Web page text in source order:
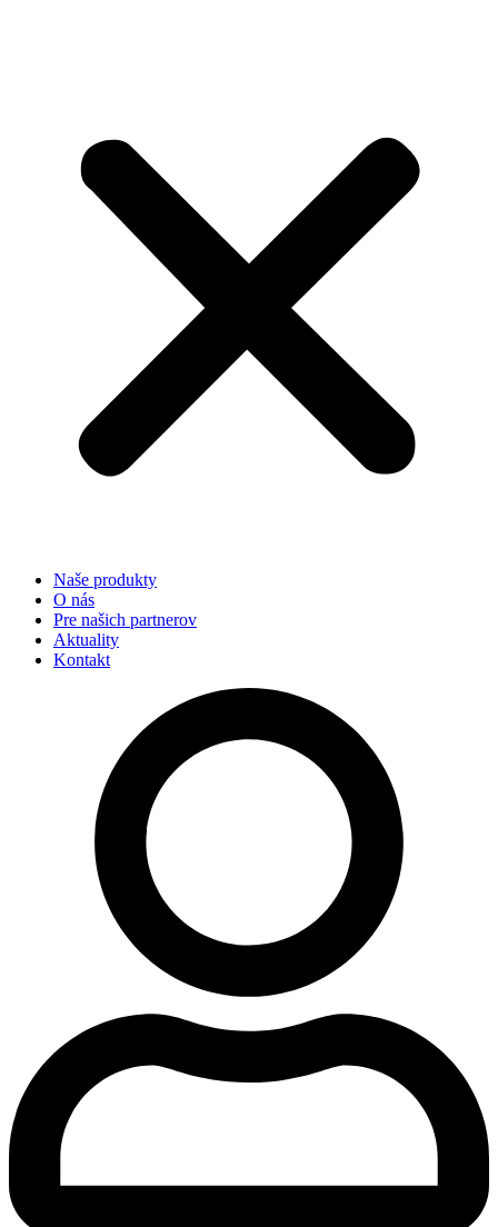
Naše produkty
O nás
Pre našich partnerov
Aktuality
Kontakt